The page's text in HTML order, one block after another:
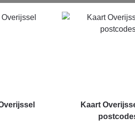
Kaart